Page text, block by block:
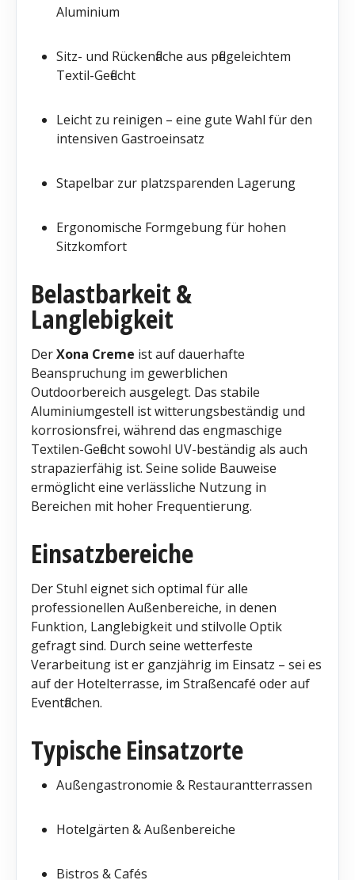
Aluminium
Sitz- und Rückenfläche aus pflegeleichtem
Textil-Geflecht
Leicht zu reinigen – eine gute Wahl für den
intensiven Gastroeinsatz
Stapelbar zur platzsparenden Lagerung
Ergonomische Formgebung für hohen
Sitzkomfort
Belastbarkeit &
Langlebigkeit
DerXona Creme ist auf dauerhafte
Beanspruchung im gewerblichen
Outdoorbereich ausgelegt. Das stabile
Aluminiumgestell ist witterungsbeständig und
korrosionsfrei, während das engmaschige
Textilen-Geflecht sowohl UV-beständig als auch
strapazierfähig ist. Seine solide Bauweise
ermöglicht eine verlässliche Nutzung in
Bereichen mit hoher Frequentierung.
Einsatzbereiche
Der Stuhl eignet sich optimal für alle
professionellen Außenbereiche, in denen
Funktion, Langlebigkeit und stilvolle Optik
gefragt sind. Durch seine wetterfeste
Verarbeitung ist er ganzjährig im Einsatz – sei es
auf der Hotelterrasse, im Straßencafé oder auf
Eventflächen.
Typische Einsatzorte
Außengastronomie & Restaurantterrassen
Hotelgärten & Außenbereiche
Bistros & Cafés